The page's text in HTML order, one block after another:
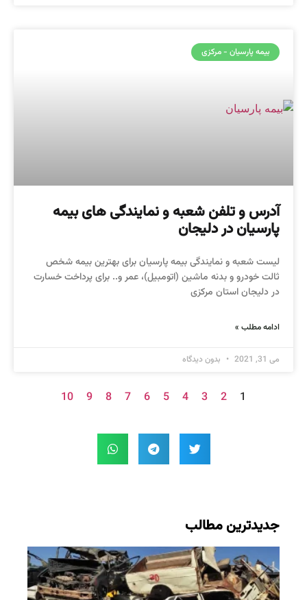
بیمه پارسیان - مرکزی
آدرس و تلفن شعبه و نمایندگی های بیمه
پارسیان در دلیجان
لیست شعبه و نمایندگی بیمه پارسیان برای بهترین بیمه شخص
ثالت خودرو و بدنه ماشین (اتومبیل)، عمر و.. برای پرداخت خسارت
در دلیجان استان مرکزی
ادامه مطلب »
می 31, 2021 بدون دیدگاه
1
2
3
4
5
6
7
8
9
10
جدیدترین مطالب